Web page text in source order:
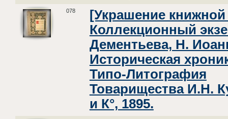
078
[Украшение
Коллекционный
Дементьева, Н.
Историческая
Типо-Литография
Товарищества И.Н.
и К°, 1895.